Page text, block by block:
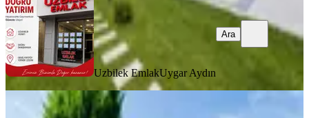
Uzbilek EmlakUygar Aydın
Ara
MANZARALI
Silivri Beycilerde İskanlı Satılık Villa